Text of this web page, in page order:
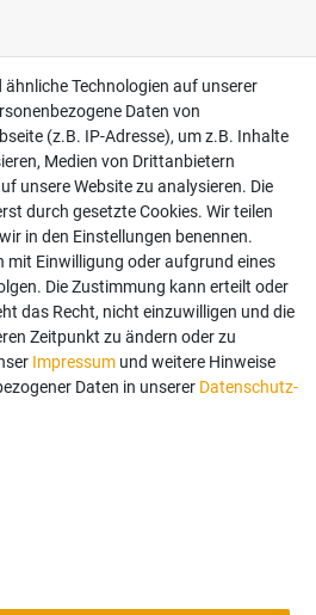
einer sicheren Bezahlung.
Technologien auf unserer
Daten von
(z.B. IP-Adresse), um z.B. Inhalte
Medien von Drittanbietern
unsere Website zu analysieren. Die
durch gesetzte Cookies. Wir teilen
in den Einstellungen benennen.
mit Einwilligung oder aufgrund eines
Die Zustimmung kann erteilt oder
das Recht, nicht einzuwilligen und die
Zeitpunkt zu ändern oder zu
Impressum und weitere Hinweise
Daten in unserer Daten­schutz­